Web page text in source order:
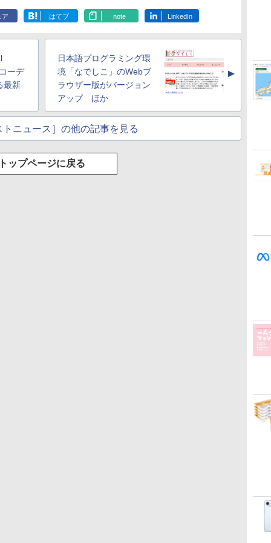
非エンジニア 初心者
素人 でも安心 使い方
もコンテンツ作成に
非エンジニアのため
のAIコーディング入
門シリーズ
￥99
デザイン入門講座
［第2版］
￥2,326
ードウェア・市販ソフ
トウェアのパーフェク
レータ紹介
￥1,600
ション (32GB) 7イン
チディスプレイ、明
調節ライト、12週間
告なし、メタリック
ブラック
￥32,980
トレージ、防水、7イ
ンチカラーディスプ
ト、最大8週間持続バ
し、ブラック (2025
年発売)
￥39,980
インチカラーディスプ
レイ、64GBストレー
明るさ自動調整、色調
調節ライト、プレミア
ムペン付き、グラファ
イト
￥115,980
ア はてブ note LinkedIn
ーデ
最新
日本語プログラミング環
境「なでしこ」のWebブ
ラウザー版がバージョン
アップ ほか
▲
ニュース］の他の記事を見る
ップページに戻る